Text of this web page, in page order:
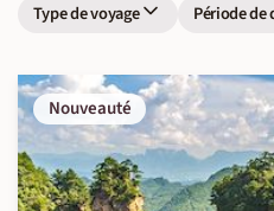
Type de voyage Période de
Nouveauté